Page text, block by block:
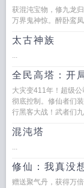
获混沌宝物，修九龙
万界鬼神惊。醉卧鸾
太古神族
...
全民高塔：开
大灾变411年！超级
彻底控制。修仙者们
行黑客大战！武者们
混沌塔
...
修仙：我真没
赠送聚气丹，获得万